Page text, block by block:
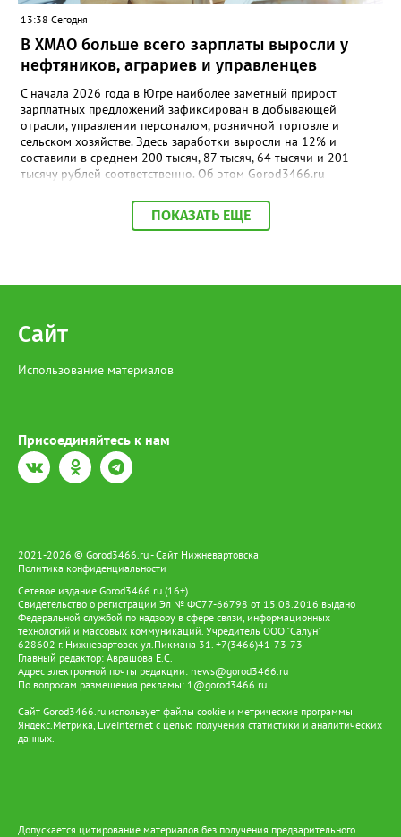
13:38 Сегодня
В ХМАО больше всего зарплаты выросли у
нефтяников, аграриев и управленцев
С начала 2026 года в Югре наиболее заметный прирост
зарплатных предложений зафиксирован в добывающей
отрасли, управлении персоналом, розничной торговле и
сельском хозяйстве. Здесь заработки выросли на 12% и
составили в среднем 200 тысяч, 87 тысяч, 64 тысячи и 201
тысячу рублей соответственно. Об этом Gorod3466.ru
также туризм, гостиничный и ресторанный бизнес (+11%, до
68,4 тыс. рублей), производство и сервисное обслуживание
Отдельный тренд — рост оплаты на подработке: за год
175 тыс. рублей (+5% к прошлому году).
ПОКАЗАТЬ ЕЩЕ
Сайт
Использование материалов
Присоединяйтесь к нам
2021-2026 © Gorod3466.ru - Сайт Нижневартовска
Политика конфиденциальности
Сетевое издание Gorod3466.ru (16+).
Свидетельство о регистрации Эл № ФС77-66798 от 15.08.2016 выдано
Федеральной службой по надзору в сфере связи, информационных
технологий и массовых коммуникаций. Учредитель ООО "Салун"
628602 г. Нижневартовск ул.Пикмана 31. +7(3466)41-73-73
Главный редактор: Аврашова Е.С.
Адрес электронной почты редакции: news@gorod3466.ru
По вопросам размещения рекламы: 1@gorod3466.ru
Сайт Gorod3466.ru использует файлы cookie и метрические программы
Яндекс.Метрика, LiveInternet с целью получения статистики и аналитических
данных.
Допускается цитирование материалов без получения предварительного